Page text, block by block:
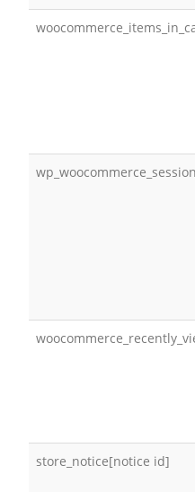
wp_woocommerce_session_
store_notice[notice id]